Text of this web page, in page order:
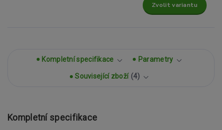
Zvolit variantu
Kompletní specifikace Parametry
Související zboží 4
Kompletní specifikace